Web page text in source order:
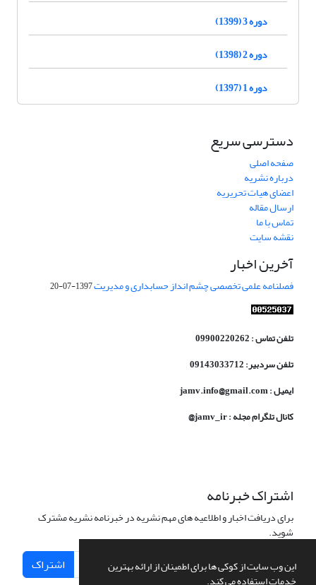
این وب سایت از کوکی ها برای اطمینان از ارائه بهترین
خدمات استفاده می کند.
دوره 3 (1399)
دوره 2 (1398)
دوره 1 (1397)
دسترسی سریع
صفحه اصلی
درباره نشریه
اعضای هیات تحریریه
ارسال مقاله
تماس با ما
نقشه سایت
آخرین اخبار
فصلنامه علمی تخصصی چشم انداز حسابداری و مدیریت1397-07-20
تلفن تماس : 09900220262
تلفن سردبیر: 09143033712
ایمیل : jamv.info@gmail.com
کانال تلگرام مجله : jamv_ir@
اشتراک خبرنامه
برای دریافت اخبار و اطلاعیه های مهم نشریه در خبرنامه نشریه مشترک
شوید.
اشتراک